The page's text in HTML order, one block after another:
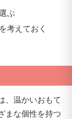
ぶ
考えておく
、温かいおもて
まな個性を持つ